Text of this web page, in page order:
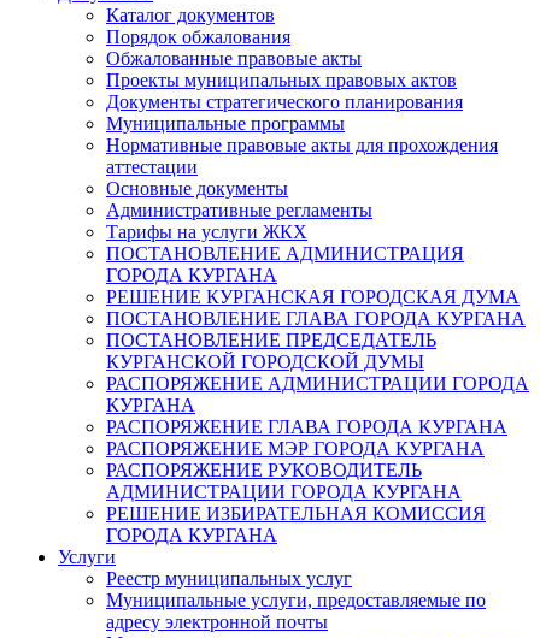
Каталог документов
Порядок обжалования
Обжалованные правовые акты
Проекты муниципальных правовых актов
Документы стратегического планирования
Муниципальные программы
Нормативные правовые акты для прохождения
аттестации
Основные документы
Административные регламенты
Тарифы на услуги ЖКХ
ПОСТАНОВЛЕНИЕ АДМИНИСТРАЦИЯ
ГОРОДА КУРГАНА
РЕШЕНИЕ КУРГАНСКАЯ ГОРОДСКАЯ ДУМА
ПОСТАНОВЛЕНИЕ ГЛАВА ГОРОДА КУРГАНА
ПОСТАНОВЛЕНИЕ ПРЕДСЕДАТЕЛЬ
КУРГАНСКОЙ ГОРОДСКОЙ ДУМЫ
РАСПОРЯЖЕНИЕ АДМИНИСТРАЦИИ ГОРОДА
КУРГАНА
РАСПОРЯЖЕНИЕ ГЛАВА ГОРОДА КУРГАНА
РАСПОРЯЖЕНИЕ МЭР ГОРОДА КУРГАНА
РАСПОРЯЖЕНИЕ РУКОВОДИТЕЛЬ
АДМИНИСТРАЦИИ ГОРОДА КУРГАНА
РЕШЕНИЕ ИЗБИРАТЕЛЬНАЯ КОМИССИЯ
ГОРОДА КУРГАНА
Услуги
Реестр муниципальных услуг
Муниципальные услуги, предоставляемые по
адресу электронной почты